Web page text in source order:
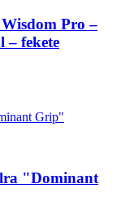
Pro –
– fekete
"Dominant